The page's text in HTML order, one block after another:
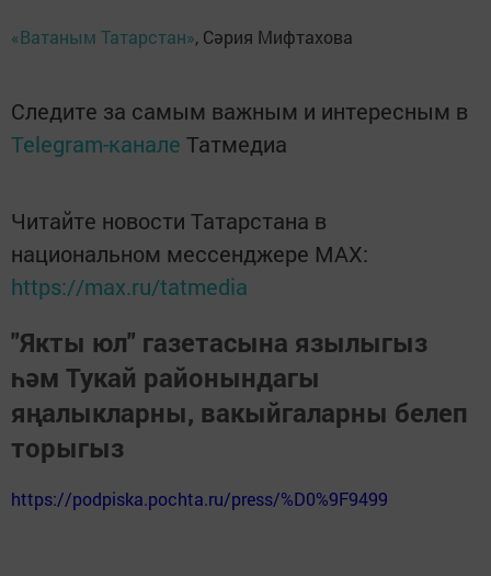
«Ватаным Татарстан», Сәрия Мифтахова
Следите за самым важным и интересным в
Telegram-канале Татмедиа
Читайте новости Татарстана в
национальном мессенджере MАХ:
https://max.ru/tatmedia
"Якты юл" газетасына язылыгыз
һәм Тукай районындагы
яңалыкларны, вакыйгаларны белеп
торыгыз
https://podpiska.pochta.ru/press/%D0%9F9499